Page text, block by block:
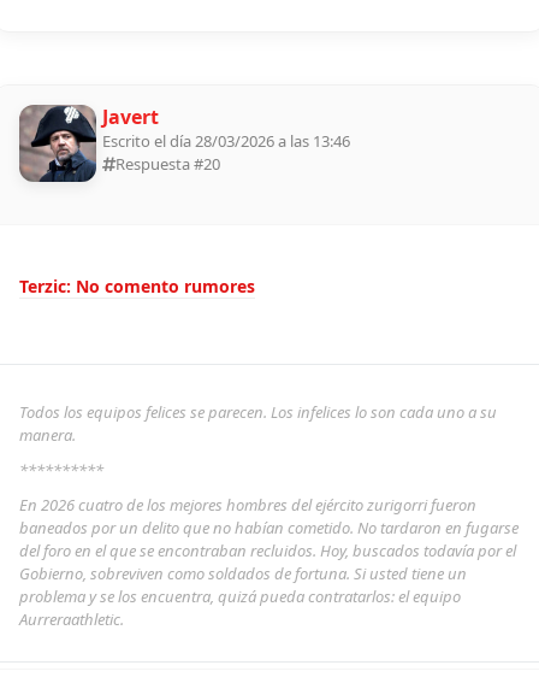
Javert
Escrito el día 28/03/2026 a las 13:46
Respuesta #20
Terzic: No comento rumores
Todos los equipos felices se parecen. Los infelices lo son cada uno a su
manera.
**********
En 2026 cuatro de los mejores hombres del ejército zurigorri fueron
baneados por un delito que no habían cometido. No tardaron en fugarse
del foro en el que se encontraban recluidos. Hoy, buscados todavía por el
Gobierno, sobreviven como soldados de fortuna. Si usted tiene un
problema y se los encuentra, quizá pueda contratarlos: el equipo
Aurreraathletic.